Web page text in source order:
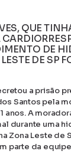
QUE
DE
DE SP
a prisão
Santos pela
anos. A
durante uma
Zona Leste de
parte da